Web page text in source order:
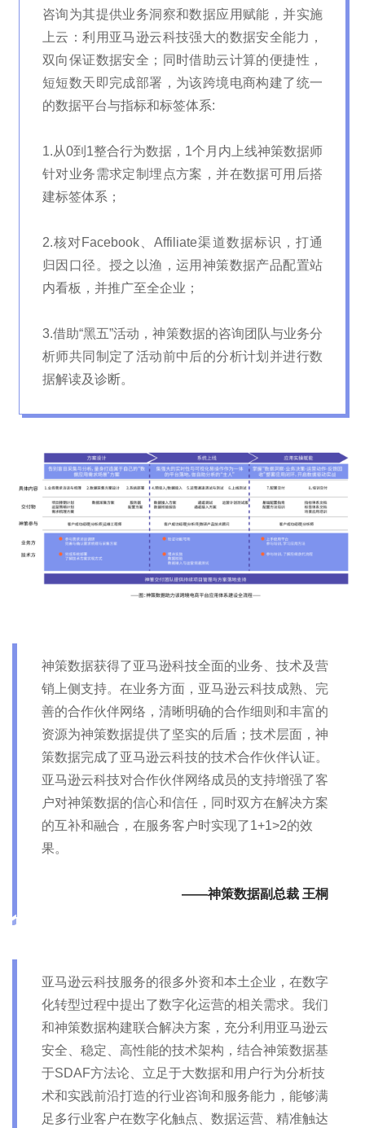
咨询为其提供业务洞察和数据应用赋能，并实施
上云：利用亚马逊云科技强大的数据安全能力，
双向保证数据安全；同时借助云计算的便捷性，
短短数天即完成部署，为该跨境电商构建了统一
的数据平台与指标和标签体系:
1.从0到1整合行为数据，1个月内上线神策数据师
针对业务需求定制埋点方案，并在数据可用后搭
建标签体系；
2.核对Facebook、Affiliate渠道数据标识，打通
归因口径。授之以渔，运用神策数据产品配置站
内看板，并推广至全企业；
3.借助“黑五”活动，神策数据的咨询团队与业务分
析师共同制定了活动前中后的分析计划并进行数
据解读及诊断。
神策数据获得了亚马逊科技全面的业务、技术及营
销上侧支持。在业务方面，亚马逊云科技成熟、完
善的合作伙伴网络，清晰明确的合作细则和丰富的
资源为神策数据提供了坚实的后盾；技术层面，神
策数据完成了亚马逊云科技的技术合作伙伴认证。
亚马逊云科技对合作伙伴网络成员的支持增强了客
户对神策数据的信心和信任，同时双方在解决方案
的互补和融合，在服务客户时实现了1+1>2的效
果。
——神策数据副总裁 王桐
亚马逊云科技服务的很多外资和本土企业，在数字
化转型过程中提出了数字化运营的相关需求。我们
和神策数据构建联合解决方案，充分利用亚马逊云
安全、稳定、高性能的技术架构，结合神策数据基
于SDAF方法论、立足于大数据和用户行为分析技
术和实践前沿打造的行业咨询和服务能力，能够满
足多行业客户在数字化触点、数据运营、精准触达